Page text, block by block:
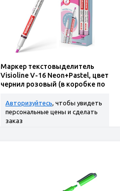
Маркер текстовыделитель
Visioline V-16 Neon+Pastel, цвет
чернил розовый (в коробке по
Авторизуйтесь, чтобы увидеть
персональные цены и сделать
заказ